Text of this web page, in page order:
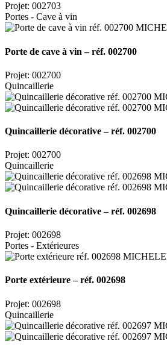
Projet: 002703
Portes - Cave à vin
Porte de cave à vin – réf. 002700
Projet: 002700
Quincaillerie
Quincaillerie décorative – réf. 002700
Projet: 002700
Quincaillerie
Quincaillerie décorative – réf. 002698
Projet: 002698
Portes - Extérieures
Porte extérieure – réf. 002698
Projet: 002698
Quincaillerie